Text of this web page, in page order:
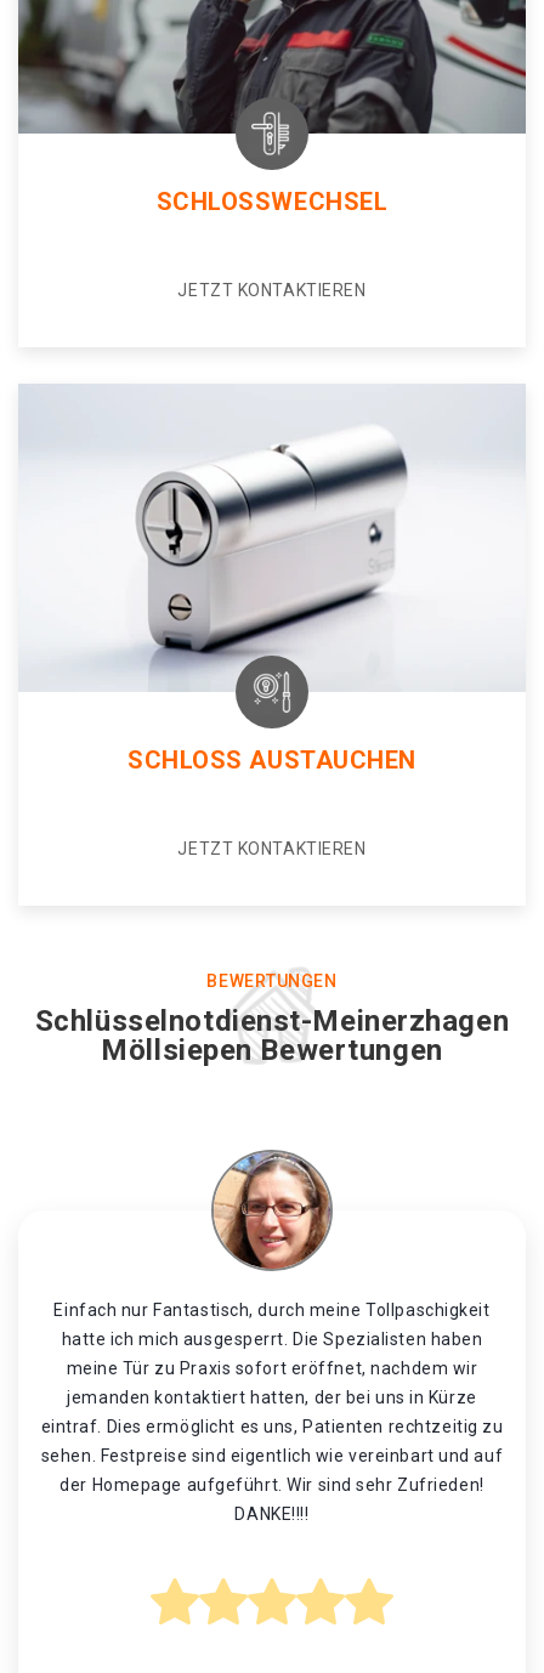
SCHLOSSWECHSEL
JETZT KONTAKTIEREN
SCHLOSS AUSTAUCHEN
JETZT KONTAKTIEREN
BEWERTUNGEN
Schlüsselnotdienst-Meinerzhagen
Möllsiepen Bewertungen
Einfach nur Fantastisch, durch meine Tollpaschigkeit
hatte ich mich ausgesperrt. Die Spezialisten haben
meine Tür zu Praxis sofort eröffnet, nachdem wir
jemanden kontaktiert hatten, der bei uns in Kürze
eintraf. Dies ermöglicht es uns, Patienten rechtzeitig zu
sehen. Festpreise sind eigentlich wie vereinbart und auf
der Homepage aufgeführt. Wir sind sehr Zufrieden!
DANKE!!!!